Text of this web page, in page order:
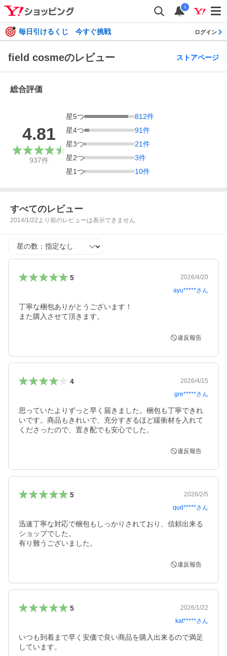
i
毎日引けるくじ 今すぐ挑戦 ログイン
field cosmeのレビュー ストアページ
総合評価
4.81
937件
星5つ 812件
星4つ 91件
星3つ 21件
星2つ 3件
星1つ 10件
すべてのレビュー
2014/1/22より前のレビューは表示できません
星の数
5
2026/4/20
ayu*****さん
丁寧な梱包ありがとうございます！
また購入させて頂きます。
違反報告
4
2026/4/15
gre*****さん
思っていたよりずっと早く届きました。梱包も丁寧できれ
いです。商品もきれいで、充分すぎるほど緩衝材を入れて
くださったので、置き配でも安心でした。
違反報告
5
2026/2/5
qud*****さん
迅速丁寧な対応で梱包もしっかりされており、信頼出来る
ショップでした。
有り難うございました。
違反報告
5
2026/1/22
kat*****さん
いつも到着まで早く安価で良い商品を購入出来るので満足
しています。